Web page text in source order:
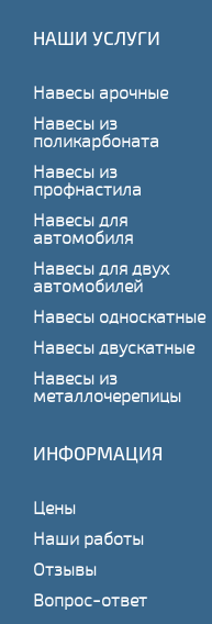
НАШИ УСЛУГИ
Навесы арочные
Навесы из
поликарбоната
Навесы из
профнастила
Навесы для
автомобиля
Навесы для двух
автомобилей
Навесы односкатные
Навесы двускатные
Навесы из
металлочерепицы
ИНФОРМАЦИЯ
Цены
Наши работы
Отзывы
Вопрос-ответ